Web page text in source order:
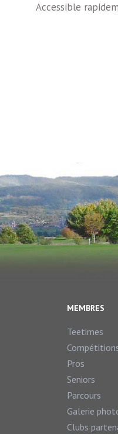
Accessible
MEMBRES
Teetimes
Pros
Seniors
Parcours
Galerie
Clubs